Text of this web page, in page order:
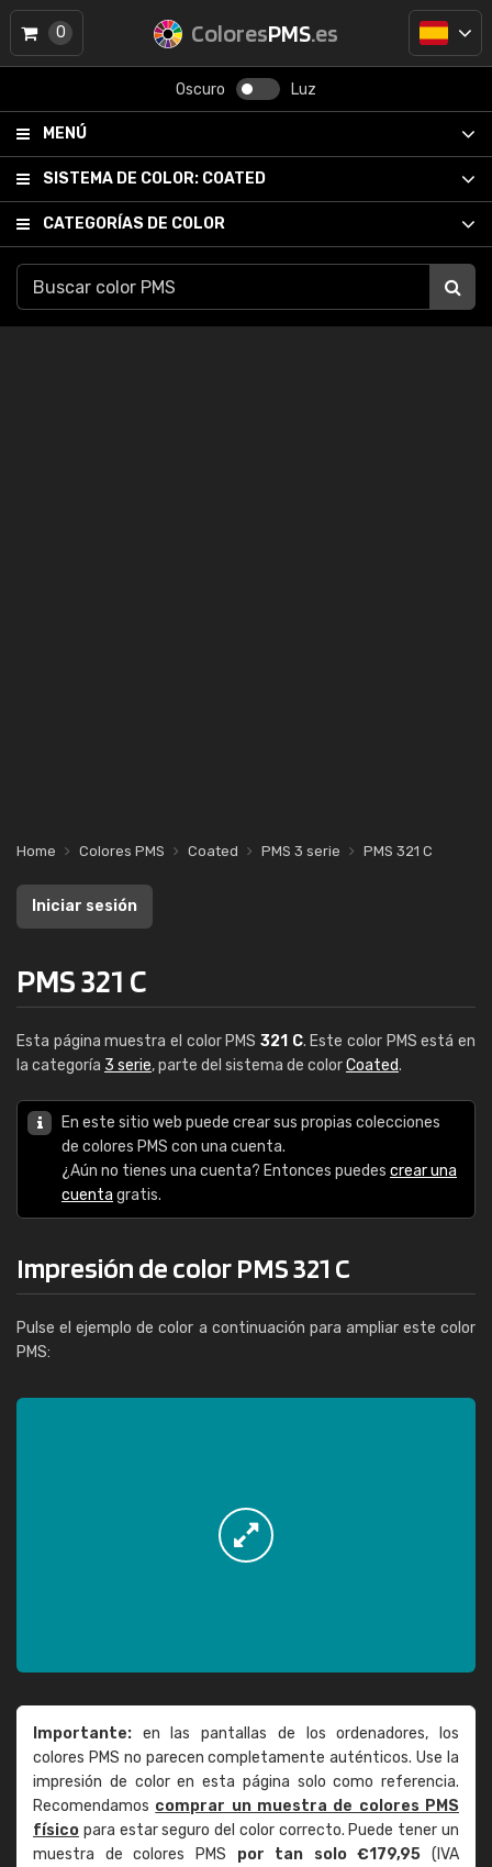
ColoresPMS.es
Oscuro Luz
MENÚ
SISTEMA DE COLOR: COATED
CATEGORÍAS DE COLOR
0
Home Colores PMS Coated PMS 3 serie PMS 321 C
Iniciar sesión
PMS 321 C
Esta página muestra el color PMS 321 C. Este color PMS está en
la categoría 3 serie, parte del sistema de colorCoated.
En este sitio web puede crear sus propias colecciones
de colores PMS con una cuenta.
¿Aún no tienes una cuenta? Entonces puedes crear una
cuenta gratis.
Impresión de color PMS 321 C
Pulse el ejemplo de color a continuación para ampliar este color
PMS:
Importante: en las pantallas de los ordenadores, los
colores PMS no parecen completamente auténticos. Use la
impresión de color en esta página solo como referencia.
Recomendamos comprar un muestra de colores PMS
físico para estar seguro del color correcto. Puede tener un
muestra de colores PMS por tan solo €179,95 (IVA